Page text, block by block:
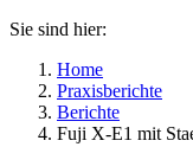
Sie sind hier:
Home
Praxisberichte
Berichte
Fuji X-E1 mit